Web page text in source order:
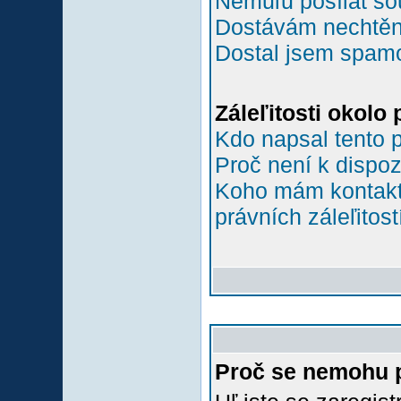
Dostávám
Dostal jsem
Záleľitosti okolo
Kdo napsal tento
Proč není k
Koho mám
právních
Proč se nemohu